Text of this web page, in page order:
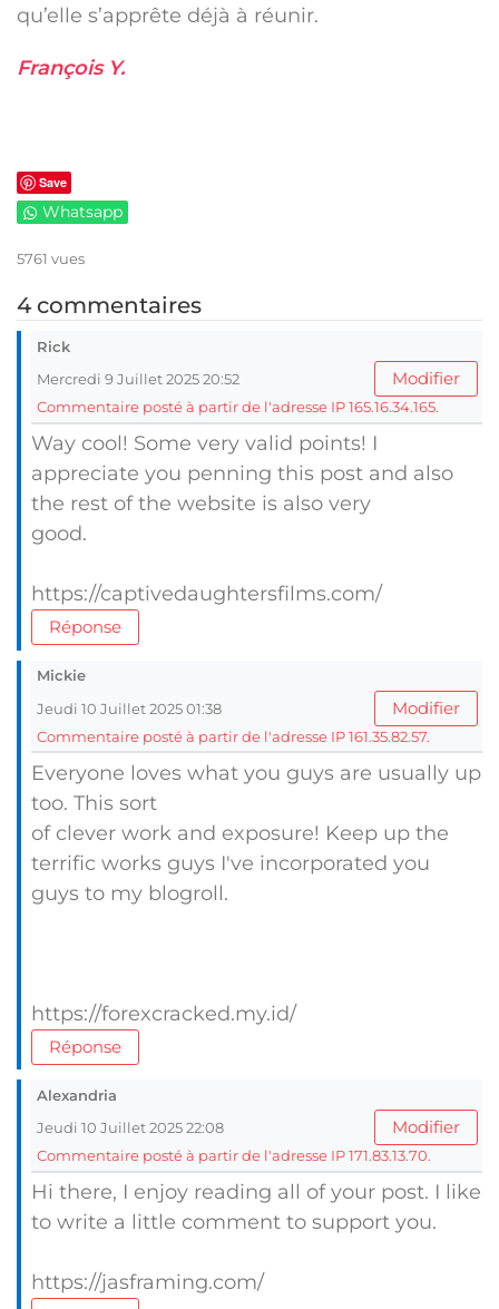
qu’elle s’apprête déjà à réunir.
François Y.
Save
Whatsapp
5761 vues
4 commentaires
Rick
Mercredi 9 Juillet 2025 20:52
Modifier
Commentaire posté à partir de l'adresse IP 165.16.34.165.
Way cool! Some very valid points! I
appreciate you penning this post and also
the rest of the website is also very
good.
https://captivedaughtersfilms.com/
Réponse
Mickie
Jeudi 10 Juillet 2025 01:38
Modifier
Commentaire posté à partir de l'adresse IP 161.35.82.57.
Everyone loves what you guys are usually up
too. This sort
of clever work and exposure! Keep up the
terrific works guys I've incorporated you
guys to my blogroll.
https://forexcracked.my.id/
Réponse
Alexandria
Jeudi 10 Juillet 2025 22:08
Modifier
Commentaire posté à partir de l'adresse IP 171.83.13.70.
Hi there, I enjoy reading all of your post. I like
to write a little comment to support you.
https://jasframing.com/